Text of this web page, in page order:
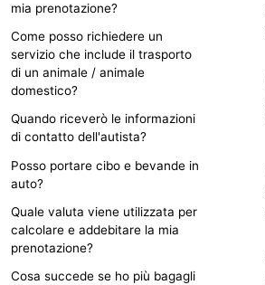
mia prenotazione?
Come posso richiedere un
servizio che include il trasporto
di un animale / animale
domestico?
Quando riceverò le informazioni
di contatto dell'autista?
Posso portare cibo e bevande in
auto?
Quale valuta viene utilizzata per
calcolare e addebitare la mia
prenotazione?
Cosa succede se ho più bagagli